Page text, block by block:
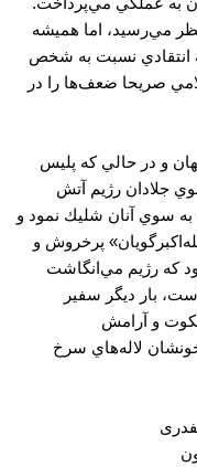
مي‌رسيد، اما هميشه
انتقادي نسبت به شخص
صريحا ضعف‌ها را در
اصفهان و در حالي كه پليس
جلادان رژيم آتش
سوي آنان شليك نمود و
پرخروش و
كه رژيم مي‌انگاشت
بار ديگر سفير
و آرامش
لاله‌هاي سرخ